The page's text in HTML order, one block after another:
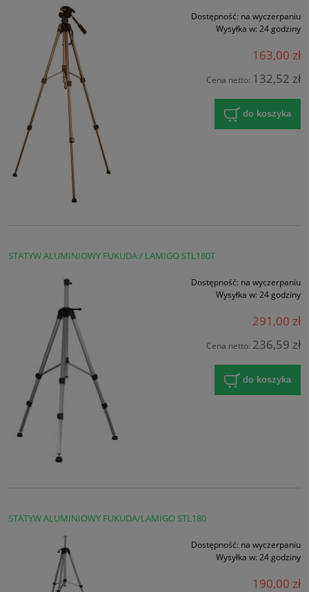
Dostępność: na wyczerpaniu
Wysyłka w: 24 godziny
163,00 zł
Cena netto: 132,52 zł
do koszyka
STATYW ALUMINIOWY FUKUDA / LAMIGO STL180T
Dostępność: na wyczerpaniu
Wysyłka w: 24 godziny
291,00 zł
Cena netto: 236,59 zł
do koszyka
STATYW ALUMINIOWY FUKUDA/LAMIGO STL180
Dostępność: na wyczerpaniu
Wysyłka w: 24 godziny
190,00 zł